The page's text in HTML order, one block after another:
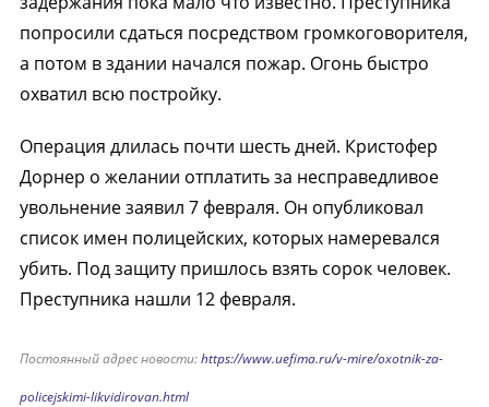
попросили сдаться посредством громкоговорителя,
а потом в здании начался пожар. Огонь быстро
охватил всю постройку.
Операция длилась почти шесть дней. Кристофер
Дорнер о желании отплатить за несправедливое
увольнение заявил 7 февраля. Он опубликовал
список имен полицейских, которых намеревался
убить. Под защиту пришлось взять сорок человек.
Преступника нашли 12 февраля.
Постоянный адрес новости:https://www.uefima.ru/v-mire/oxotnik-za-
policejskimi-likvidirovan.html